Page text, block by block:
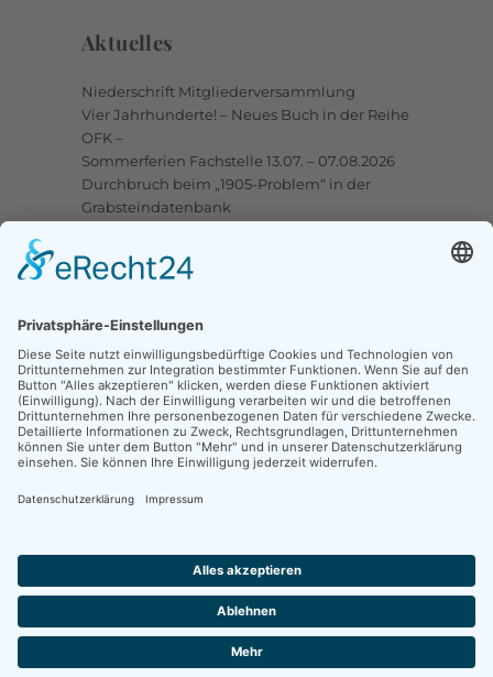
Aktuelles
Niederschrift Mitgliederversammlung
Vier Jahrhunderte! – Neues Buch in der Reihe
OFK –
Sommerferien Fachstelle 13.07. – 07.08.2026
Durchbruch beim „1905-Problem“ in der
Grabsteindatenbank
Facebook
Ortssippenbücher-Online
Grabsteindatenbank
Tote Punkte
Online-Karte OSB/OFB
Traueranzeigen
CompGen Familienanzeigen
Fischteichweg 16, 26603 Aurich
mail@upstalsboom.org